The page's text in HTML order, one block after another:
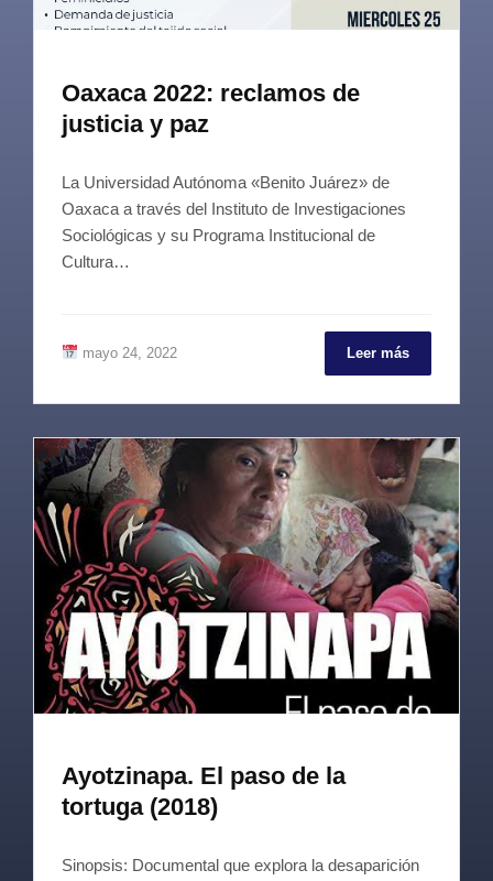
Oaxaca 2022: reclamos de
justicia y paz
La Universidad Autónoma «Benito Juárez» de
Oaxaca a través del Instituto de Investigaciones
Sociológicas y su Programa Institucional de
Cultura…
mayo 24, 2022 Leer más
Ayotzinapa. El paso de la
tortuga (2018)
Sinopsis: Documental que explora la desaparición